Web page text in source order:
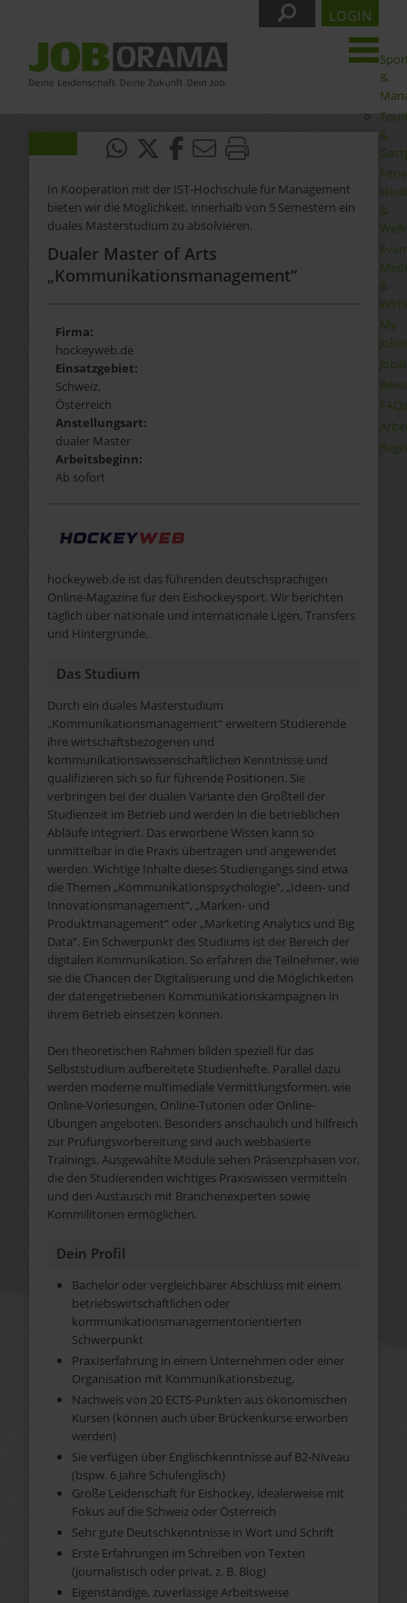
&
&
&
&
My
FAQs
LOGIN
In Kooperation mit der IST-Hochschule für Management
bieten wir die Möglichkeit, innerhalb von 5 Semestern ein
duales Masterstudium zu absolvieren.
Dualer Master of Arts
„Kommunikationsmanagement“
Firma:
hockeyweb.de
Einsatzgebiet:
Schweiz,
Österreich
Anstellungsart:
dualer Master
Arbeitsbeginn:
Ab sofort
hockeyweb.de ist das führenden deutschsprachigen
Online-Magazine für den Eishockeysport. Wir berichten
täglich über nationale und internationale Ligen, Transfers
und Hintergründe.
Das Studium
Durch ein duales Masterstudium
„Kommunikationsmanagement“ erweitern Studierende
ihre wirtschaftsbezogenen und
kommunikationswissenschaftlichen Kenntnisse und
qualifizieren sich so für führende Positionen. Sie
verbringen bei der dualen Variante den Großteil der
Studienzeit im Betrieb und werden in die betrieblichen
Abläufe integriert. Das erworbene Wissen kann so
unmittelbar in die Praxis übertragen und angewendet
werden. Wichtige Inhalte dieses Studiengangs sind etwa
die Themen „Kommunikationspsychologie“, „Ideen- und
Innovationsmanagement“, „Marken- und
Produktmanagement“ oder „Marketing Analytics und Big
Data“. Ein Schwerpunkt des Studiums ist der Bereich der
digitalen Kommunikation. So erfahren die Teilnehmer, wie
sie die Chancen der Digitalisierung und die Möglichkeiten
der datengetriebenen Kommunikationskampagnen in
ihrem Betrieb einsetzen können.
Den theoretischen Rahmen bilden speziell für das
Selbststudium aufbereitete Studienhefte. Parallel dazu
werden moderne multimediale Vermittlungsformen, wie
Online-Vorlesungen, Online-Tutorien oder Online-
Übungen angeboten. Besonders anschaulich und hilfreich
zur Prüfungsvorbereitung sind auch webbasierte
Trainings. Ausgewählte Module sehen Präsenzphasen vor,
die den Studierenden wichtiges Praxiswissen vermitteln
und den Austausch mit Branchenexperten sowie
Kommilitonen ermöglichen.
Dein Profil
Bachelor oder vergleichbarer Abschluss mit einem
betriebswirtschaftlichen oder
kommunikationsmanagementorientierten
Schwerpunkt
Praxiserfahrung in einem Unternehmen oder einer
Organisation mit Kommunikationsbezug.
Nachweis von 20 ECTS-Punkten aus ökonomischen
Kursen (können auch über Brückenkurse erworben
werden)
Sie verfügen über Englischkenntnisse auf B2-Niveau
(bspw. 6 Jahre Schulenglisch)
Große Leidenschaft für Eishockey, idealerweise mit
Fokus auf die Schweiz oder Österreich
Sehr gute Deutschkenntnisse in Wort und Schrift
Erste Erfahrungen im Schreiben von Texten
(journalistisch oder privat, z. B. Blog)
Eigenständige, zuverlässige Arbeitsweise